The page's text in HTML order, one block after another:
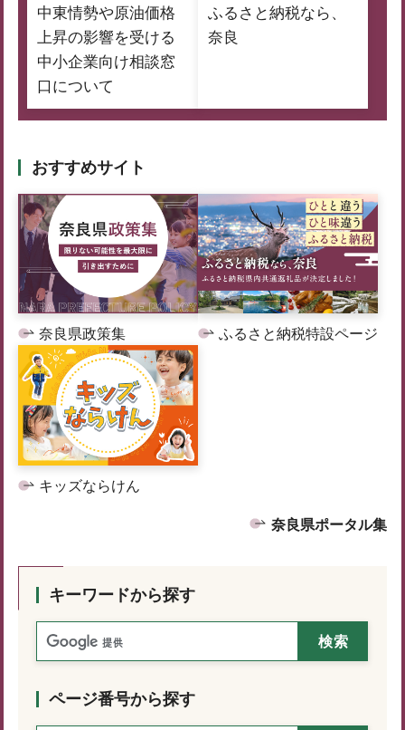
中東情勢や原油価格
上昇の影響を受ける
中小企業向け相談窓
口について
ふるさと納税なら、
奈良
おすすめサイト
奈良県政策集 ふるさと納税特設ページ
キッズならけん
奈良県ポータル集
キーワードから探す
ページ番号から探す